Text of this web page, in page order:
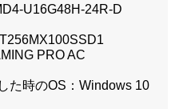
U16G48H-24R-D
PRO AC
た時のOS：Windows 10